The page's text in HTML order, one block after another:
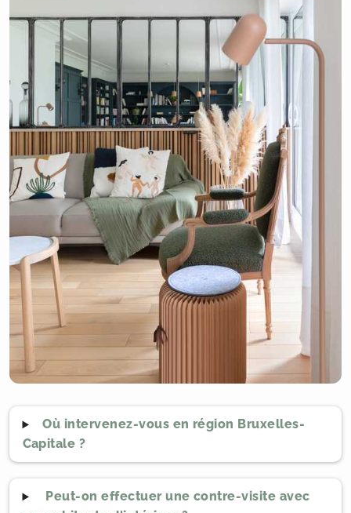
Où intervenez-vous en région Bruxelles-
Capitale ?
Peut-on effectuer une contre-visite avec